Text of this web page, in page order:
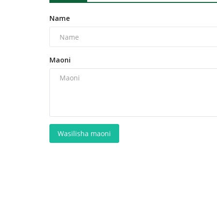
Name
Maoni
Wasilisha maoni